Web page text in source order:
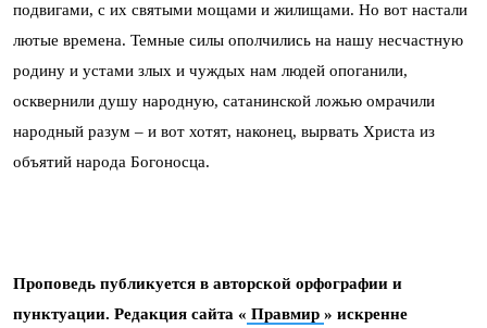
подвигами, с их святыми мощами и жилищами. Но вот настали
лютые времена. Темные силы ополчились на нашу несчастную
родину и устами злых и чуждых нам людей опоганили,
осквернили душу народную, сатанинской ложью омрачили
народный разум – и вот хотят, наконец, вырвать Христа из
объятий народа Богоносца.
Проповедь публикуется в авторской орфографии и
пунктуации. Редакция сайта « Правмир » искренне